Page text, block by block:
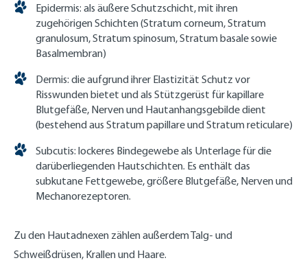
Epidermis: als äußere Schutzschicht, mit ihren
zugehörigen Schichten (Stratum corneum, Stratum
granulosum, Stratum spinosum, Stratum basale sowie
Basalmembran)
Dermis: die aufgrund ihrer Elastizität Schutz vor
Risswunden bietet und als Stützgerüst für kapillare
Blutgefäße, Nerven und Hautanhangsgebilde dient
(bestehend aus Stratum papillare und Stratum reticulare)
Subcutis: lockeres Bindegewebe als Unterlage für die
darüberliegenden Hautschichten. Es enthält das
subkutane Fettgewebe, größere Blutgefäße, Nerven und
Mechanorezeptoren.
Zu den Hautadnexen zählen außerdem Talg- und
Schweißdrüsen, Krallen und Haare.